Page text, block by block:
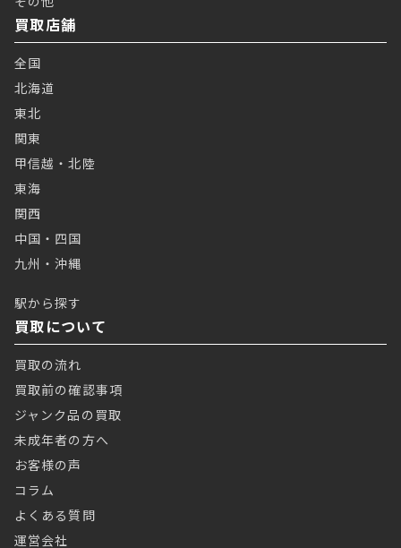
買取店舗
全国
北海道
東北
関東
甲信越・北陸
東海
関西
中国・四国
九州・沖縄
駅から探す
買取について
買取の流れ
買取前の確認事項
ジャンク品の買取
未成年者の方へ
お客様の声
コラム
よくある質問
運営会社